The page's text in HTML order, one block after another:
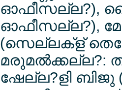
ഓഫീസല്ല?),
ഓഫീസല്ല?),
(സെല്ലക്ള്
മരുമല്‍ക്കല്ല?:
ഷേല്ല?ളി